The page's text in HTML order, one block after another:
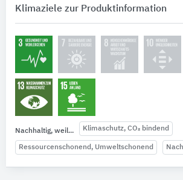
Klimaziele zur Produktinformation
Nachhaltig, weil... Klimaschutz, CO₂ bindend
Ressourcenschonend, Umweltschonend